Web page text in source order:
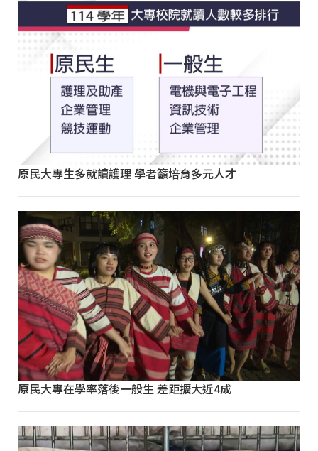
原民大專生多就讀護理 學者籲培育多元人才
原民大專在學率落後一般生 差距擴大近4成